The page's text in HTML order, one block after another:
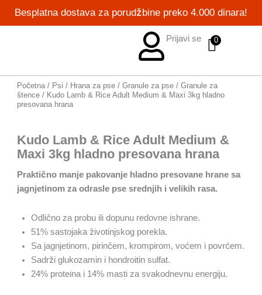
Besplatna dostava za porudžbine preko 4.000 dinara!
Prijavi se 0
Početna / Psi / Hrana za pse /Granule za pse /Granule za
štence / Kudo Lamb & Rice Adult Medium & Maxi 3kg hladno
presovana hrana
Kudo Lamb & Rice Adult Medium &
Maxi 3kg hladno presovana hrana
Praktično manje pakovanje hladno presovane hrane sa
jagnjetinom za odrasle pse srednjih i velikih rasa.
Odlično za probu ili dopunu redovne ishrane.
51% sastojaka životinjskog porekla.
Sa jagnjetinom, pirinčem, krompirom, voćem i povrćem.
Sadrži glukozamin i hondroitin sulfat.
24% proteina i 14% masti za svakodnevnu energiju.